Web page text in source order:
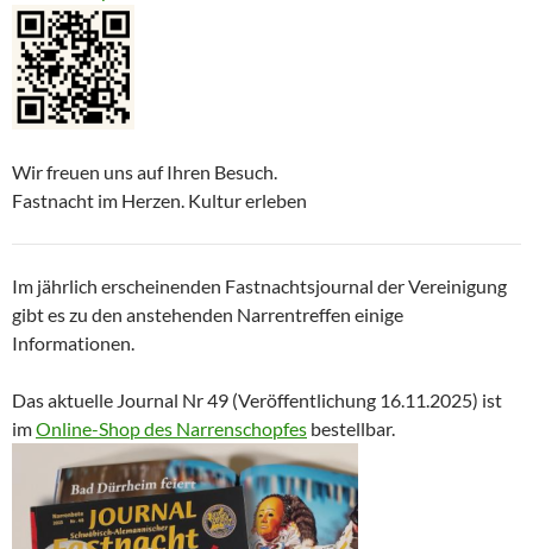
Wir freuen uns auf Ihren Besuch.
Fastnacht im Herzen. Kultur erleben
Im jährlich erscheinenden Fastnachtsjournal der Vereinigung
gibt es zu den anstehenden Narrentreffen einige
Informationen.
Das aktuelle Journal Nr 49 (Veröffentlichung 16.11.2025) ist
imOnline-Shop des Narrenschopfes bestellbar.